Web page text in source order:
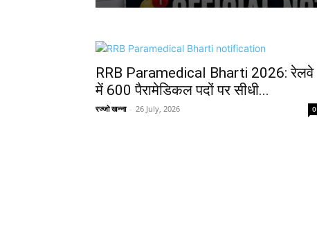
RRB Paramedical Bharti 2026: रेलवे
में 600 पैरामेडिकल पदों पर सीधी...
रज्जो खन्ना - 26 July, 2026 0